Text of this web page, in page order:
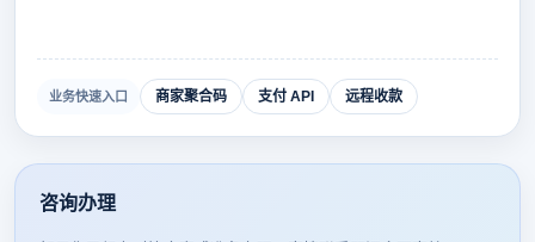
业务快速入口 商家聚合码 支付 API 远程收款
咨询办理